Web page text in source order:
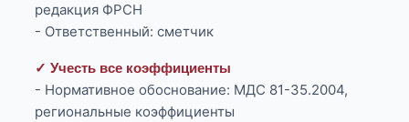
редакция ФРСН
- Ответственный: сметчик
✓ Учесть все коэффициенты
- Нормативное обоснование: МДС 81-35.2004,
региональные коэффициенты